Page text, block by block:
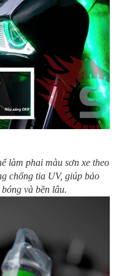
làm phai màu sơn xe theo
chống tia UV, giúp bảo
và bền lâu.